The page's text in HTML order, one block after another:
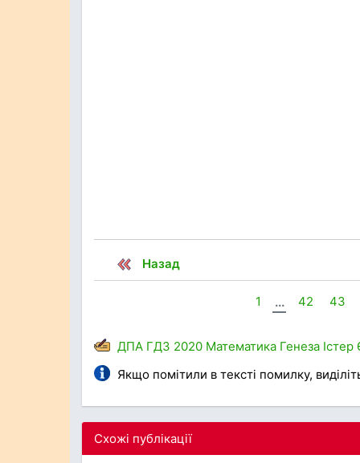
Назад
1 ... 42 43
ДПА ГДЗ 2020 Математика Генеза Істер
Якщо помітили в тексті помилку,
Схожі публікації